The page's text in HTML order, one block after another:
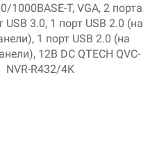
1000BASE-T, VGA, 2 порта
USB 3.0, 1 порт USB 2.0 (на
1 порт USB 2.0 (на
12В DC QTECH QVC-
NVR-R432/4K